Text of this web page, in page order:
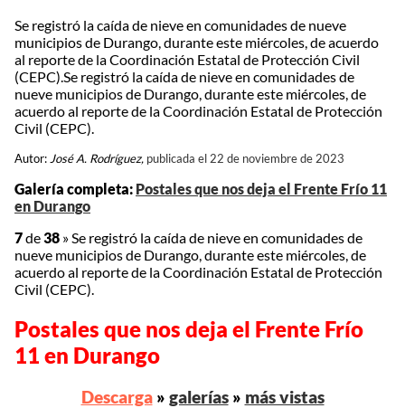
Se registró la caída de nieve en comunidades de nueve
municipios de Durango, durante este miércoles, de acuerdo
al reporte de la Coordinación Estatal de Protección Civil
(CEPC).Se registró la caída de nieve en comunidades de
nueve municipios de Durango, durante este miércoles, de
acuerdo al reporte de la Coordinación Estatal de Protección
Civil (CEPC).
Autor: José A. Rodríguez, publicada el 22 de noviembre de 2023
Galería completa: Postales que nos deja el Frente Frío 11
en Durango
7de38 »Se registró la caída de nieve en comunidades de
nueve municipios de Durango, durante este miércoles, de
acuerdo al reporte de la Coordinación Estatal de Protección
Civil (CEPC).
Postales que nos deja el Frente Frío
11 en Durango
Descarga» galerías» más vistas